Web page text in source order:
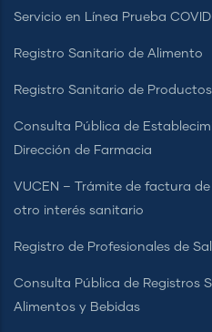
Servicio en Línea Prueba
Registro Sanitario de Alimento
Registro Sanitario de
Consulta Pública de
Dirección de Farmacia
VUCEN – Trámite de factura
otro interés sanitario
Registro de Profesionales de
Consulta Pública de Registros
Alimentos y Bebidas